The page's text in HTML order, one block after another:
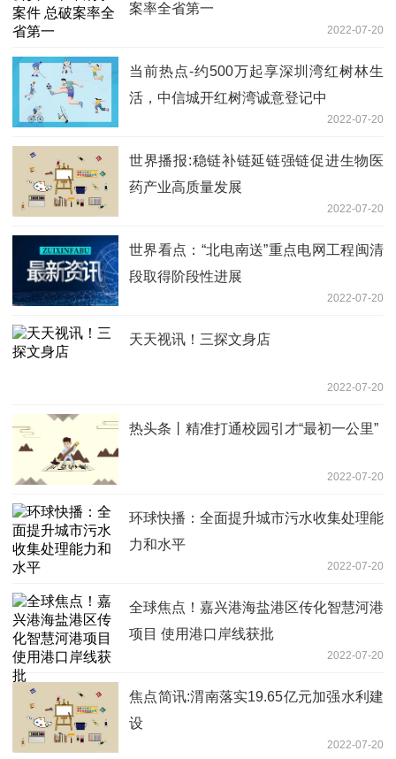
案率全省第一
2022-07-20
当前热点-约500万起享深圳湾红树林生
活，中信城开红树湾诚意登记中
2022-07-20
世界播报:稳链补链延链强链促进生物医
药产业高质量发展
2022-07-20
世界看点：“北电南送”重点电网工程闽清
段取得阶段性进展
2022-07-20
天天视讯！三探文身店
2022-07-20
热头条丨精准打通校园引才“最初一公里”
2022-07-20
环球快播：全面提升城市污水收集处理能
力和水平
2022-07-20
全球焦点！嘉兴港海盐港区传化智慧河港
项目 使用港口岸线获批
2022-07-20
焦点简讯:渭南落实19.65亿元加强水利建
设
2022-07-20